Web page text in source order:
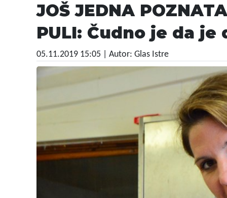
JOŠ JEDNA
PULI: Čudno je da
05.11.2019 15:05 | Autor: Glas Istre